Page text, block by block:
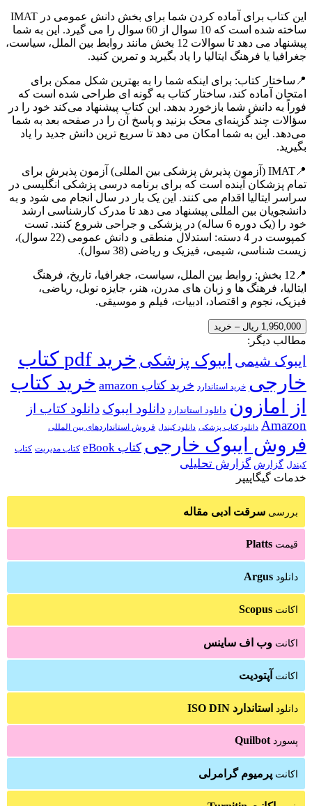
این کتاب برای آماده کردن شما برای بخش دانش عمومی در IMAT
ساخته شده است که 10 سوال از 60 سوال را می گیرد. این به شما
پیشنهاد می دهد تا سوالات 12 بخش مانند روابط بین الملل، سیاست،
جغرافیا یا فرهنگ ایتالیا را یاد بگیرید و تمرین کنید.
📍ساختار کتاب: برای اینکه شما را به بهترین شکل ممکن برای
امتحان آماده کند، ساختار کتاب به گونه ای طراحی شده است که
فوراً به دانش شما بازخورد بدهد. این کتاب پیشنهاد می‌کند خود را در
سؤالات چند گزینه‌ای محک بزنید و پاسخ آن را در صفحه بعد به شما
می‌دهد. این به شما امکان می دهد تا سریع ترین دانش جدید را یاد
بگیرید.
📍IMAT (آزمون پذیرش پزشکی بین المللی) آزمون پذیرش برای
تمام پزشکان آینده است که برای برنامه درسی پزشکی انگلیسی در
سراسر ایتالیا اقدام می کنند. این یک بار در سال انجام می شود و به
دانشجویان بین المللی پیشنهاد می دهد تا مدرک کارشناسی ارشد
خود را (یک دوره 6 ساله) در پزشکی و جراحی شروع کنند. تست
کمپوست در 4 دسته: استدلال منطقی و دانش عمومی (22 سوال)،
زیست شناسی، شیمی، فیزیک و ریاضی (38 سوال).
📍12 بخش: روابط بین الملل، سیاست، جغرافیا، تاریخ، فرهنگ
ایتالیا، فرهنگ ها و زبان های مدرن، هنر، جایزه نوبل، ریاضی،
فیزیک، نجوم و اقتصاد، ادبیات، فیلم و موسیقی.
1,950,000 ریال – خرید
مطالب دیگر:
ایبوک شیمی ایبوک پزشکی
خرید pdf کتاب
خارجی خرید استاندارد خرید کتاب amazon
خرید کتاب
از امازون دانلود استاندارد دانلود ایبوک دانلود کتاب از
Amazon دانلود کتاب پزشکی دانلود کیندل فروش استانداردهای بین المللی
فروش ایبوک خارجی کتاب eBook کتاب مدیریت کتاب
کیندل گزارش گزارش تحلیلی
خدمات گیگاپیپر
بررسی سرقت ادبی مقاله
قیمت Platts
دانلود Argus
اکانت Scopus
اکانت وب اف ساینس
اکانت آپتودیت
دانلود استاندارد ISO DIN
پسوردQuilbot
اکانت پرمیوم گرامرلی